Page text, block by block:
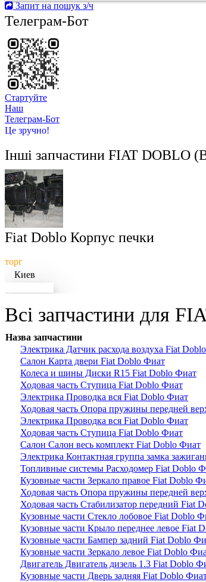
Запит на пошук з/ч
Телеграм-Бот
Стартуйте
Hаш
Телеграм-Бот
Це зручно!
Інші запчастини FIAT DOBLO
Fiat Doblo Корпус печки
торг
Киев
Всі запчастини для
Назва запчастини
Электрика Датчик расхода воздуха Fiat
Салон Карта двери Fiat Doblo Фиат
Колеса и шины Диски R15 Fiat Doblo Фиат
Ходовая часть Ступица Fiat Doblo Фиат
Электрика Проводка вся Fiat Doblo Фиат
Ходовая часть Опора пружины передней
Электрика Проводка вся Fiat Doblo Фиат
Ходовая часть Ступица Fiat Doblo Фиат
Салон Салон весь комплект Fiat Doblo Фиат
Электрика Контактная группа замка
Топливные системы Расходомер Fiat Doblo
Кузовные части Зеркало правое Fiat Doblo
Ходовая часть Опора пружины передней
Ходовая часть Стабилизатор передний Fiat
Кузовные части Стекло лобовое Fiat Doblo
Кузовные части Крыло переднее левое Fiat
Кузовные части Бампер задний Fiat Doblo
Кузовные части Зеркало левое Fiat Doblo
Двигатель Двигатель дизель 1.3 Fiat Doblo
Кузовные части Дверь задняя Fiat Doblo